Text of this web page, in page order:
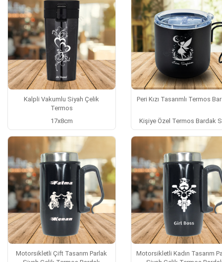
Kalpli Vakumlu Siyah Çelik
Termos
17x8cm
Peri Kızı Tasarımlı Termos
Kişiye Özel Termos Bardak
Motorsikletli Çift Tasarım Parlak
Motorsikletli Kadın Tasarım